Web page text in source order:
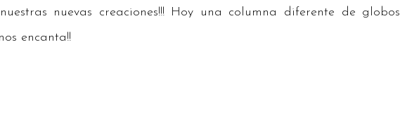
nuevas creaciones!!! Hoy una columna diferente de globos
encanta!!